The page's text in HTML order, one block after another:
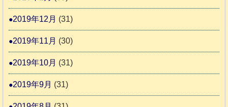
2019年12月 (31)
2019年11月 (30)
2019年10月 (31)
2019年9月 (31)